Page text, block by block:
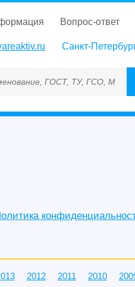
вопрос-ответ
Санкт-
ТУ, ГСО, МСО, ОСО, СОП,
2012 2011 2010